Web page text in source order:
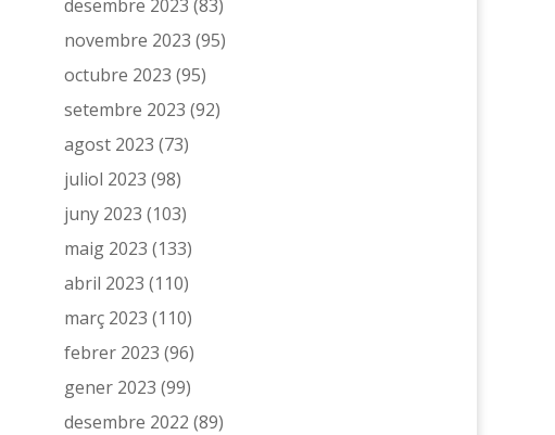
desembre 2023 (83)
novembre 2023 (95)
octubre 2023 (95)
setembre 2023 (92)
agost 2023 (73)
juliol 2023 (98)
juny 2023 (103)
maig 2023 (133)
abril 2023 (110)
març 2023 (110)
febrer 2023 (96)
gener 2023 (99)
desembre 2022 (89)